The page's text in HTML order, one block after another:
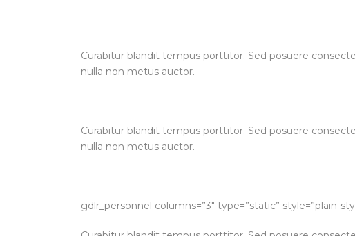
Curabitur blandit tempus porttitor. Sed posuere
nulla non metus auctor.
Curabitur blandit tempus porttitor. Sed posuere
nulla non metus auctor.
gdlr_personnel columns=”3″ type=”static” style=”plain-